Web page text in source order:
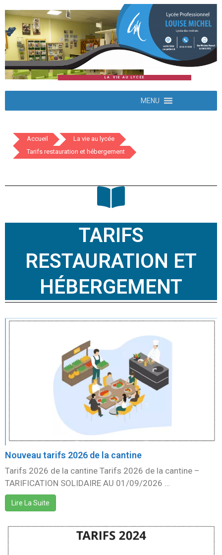
LA VIE AU LYCÉE
MENU
Accueil
La vie au lycée
Tarifs restauration et hébergement
TARIFS
RESTAURATION ET
HÉBERGEMENT
Nouveau tarifs 2026 de la cantine
Tarifs 2026 de la cantine Tarifs 2026 de la cantine –
TARIFICATION SOLIDAIRE AU 01/09/2026 …
Lire La Suite